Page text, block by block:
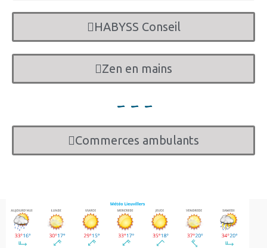
HABYSS Conseil
Zen en mains
- - -
Commerces ambulants